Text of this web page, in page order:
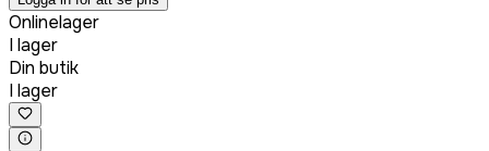
Onlinelager
I lager
Din butik
I lager